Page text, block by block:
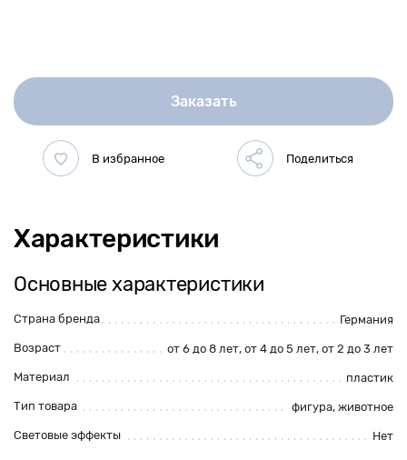
Заказать
Характеристики
Основные характеристики
Страна бренда Германия
Возраст от 6 до 8 лет, от 4 до 5 лет, от 2 до 3 лет
Материал пластик
Тип товара фигура, животное
Световые эффекты Нет